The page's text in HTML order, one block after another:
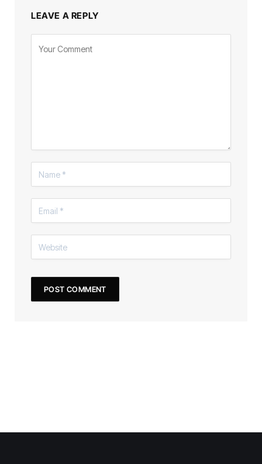
LEAVE A REPLY